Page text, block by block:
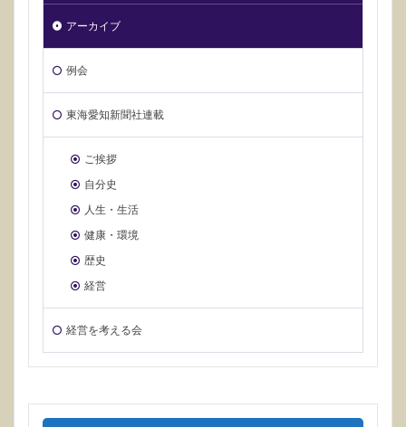
アーカイブ
例会
東海愛知新聞社連載
ご挨拶
自分史
人生・生活
健康・環境
歴史
経営
経営を考える会